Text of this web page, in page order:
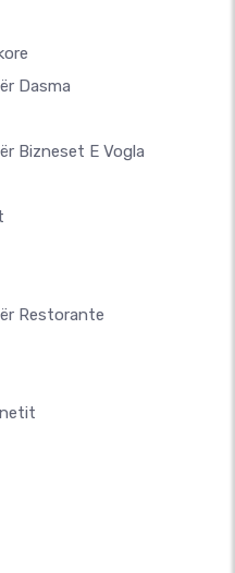
Dasma
Bizneset E Vogla
Restorante